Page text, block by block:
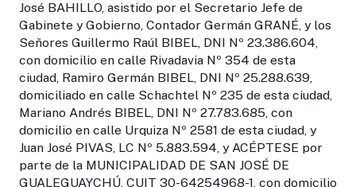
José BAHILLO, asistido por el Secretario Jefe de
Gabinete y Gobierno, Contador Germán GRANÉ, y los
Señores Guillermo Raúl BIBEL, DNI Nº 23.386.604,
con domicilio en calle Rivadavia Nº 354 de esta
ciudad, Ramiro Germán BIBEL, DNI Nº 25.288.639,
domiciliado en calle Schachtel Nº 235 de esta ciudad,
Mariano Andrés BIBEL, DNI Nº 27.783.685, con
domicilio en calle Urquiza Nº 2581 de esta ciudad, y
Juan José PIVAS, LC Nº 5.883.594, y ACÉPTESE por
parte de la MUNICIPALIDAD DE SAN JOSÉ DE
GUALEGUAYCHÚ, CUIT 30-64254968-1, con domicilio